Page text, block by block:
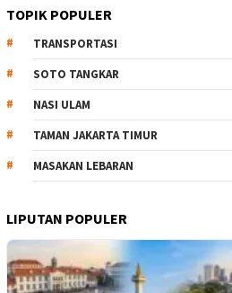
TOPIK POPULER
TRANSPORTASI
SOTO TANGKAR
NASI ULAM
TAMAN JAKARTA TIMUR
MASAKAN LEBARAN
LIPUTAN POPULER